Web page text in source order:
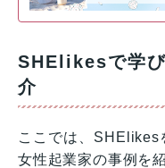
SHElikesで学
介
ここでは、SHElikes
女性起業家の事例を